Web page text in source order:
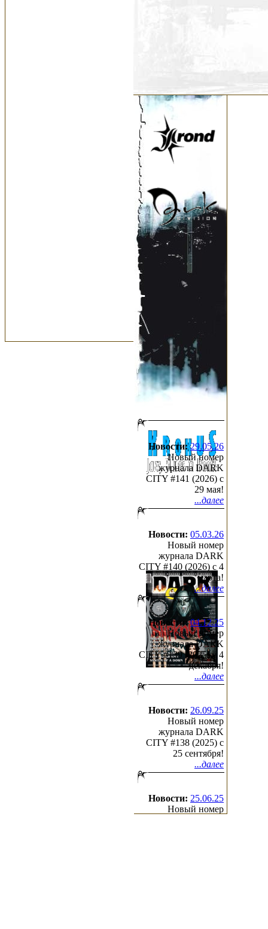
Новости:29.05.26
Новый номер
журнала DARK
CITY #141 (2026) c
29 мая!
...далее
Новости: 05.03.26
Новый номер
журнала DARK
CITY #140 (2026) c 4
марта!
...далее
Новости:04.12.25
Новый номер
журнала DARK
CITY #139 (2025) c 4
декабря!
...далее
Новости: 26.09.25
Новый номер
журнала DARK
CITY #138 (2025) c
25 сентября!
...далее
Новости: 25.06.25
Новый номер